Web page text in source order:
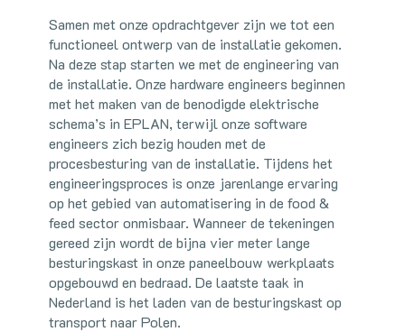
Samen met onze opdrachtgever zijn we tot een
functioneel ontwerp van de installatie gekomen.
Na deze stap starten we met de engineering van
de installatie. Onze hardware engineers beginnen
met het maken van de benodigde elektrische
schema’s in EPLAN, terwijl onze software
engineers zich bezig houden met de
procesbesturing van de installatie. Tijdens het
engineeringsproces is onze jarenlange ervaring
op het gebied van automatisering in de food &
feed sector onmisbaar. Wanneer de tekeningen
gereed zijn wordt de bijna vier meter lange
besturingskast in onze paneelbouw werkplaats
opgebouwd en bedraad. De laatste taak in
Nederland is het laden van de besturingskast op
transport naar Polen.